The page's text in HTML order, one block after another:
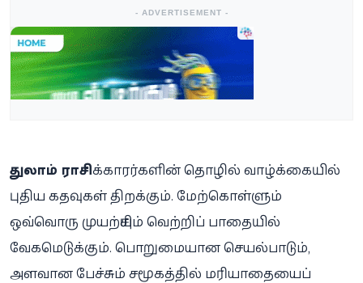
- ADVERTISEMENT -
துலாம் ராசிக்காரர்களின் தொழில் வாழ்க்கையில்
புதிய கதவுகள் திறக்கும். மேற்கொள்ளும்
ஒவ்வொரு முயற்சியும் வெற்றிப் பாதையில்
வேகமெடுக்கும். பொறுமையான செயல்பாடும்,
அளவான பேச்சும் சமூகத்தில் மரியாதையைப்